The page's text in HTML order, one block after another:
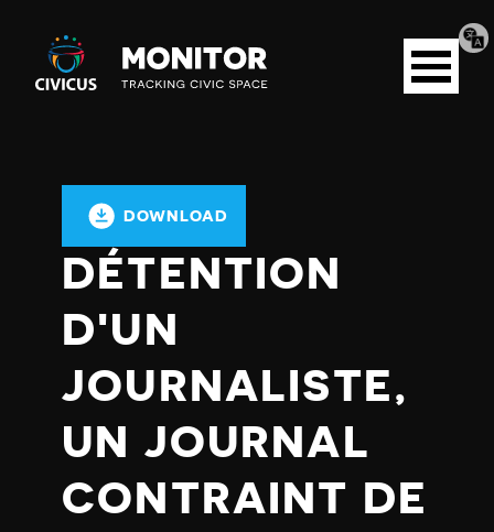
Civicus
Monitor
Open
menu
DOWNLOAD
DÉTENTION
D'UN
JOURNALISTE,
UN JOURNAL
CONTRAINT DE